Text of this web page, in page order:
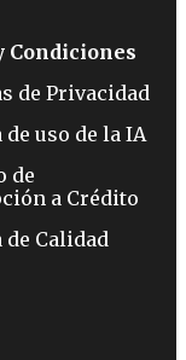
Condiciones
de Privacidad
uso de la IA
de
a Crédito
Calidad